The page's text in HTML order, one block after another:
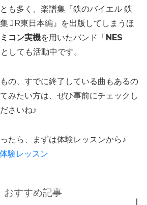
も多く、楽譜集『鉄のバイエル 鉄
JR東日本編』を出版してしまうほ
コン実機を用いたバンド「NES
しても活動中です。
の、すでに終了している曲もあるの
みたい方は、ぜひ事前にチェックし
さいね♪
たら、まずは体験レッスンから♪
験レッスン
おすすめ記事